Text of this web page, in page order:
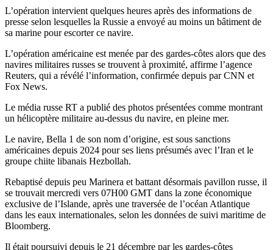
L’opération intervient quelques heures après des informations de
presse selon lesquelles la Russie a envoyé au moins un bâtiment de
sa marine pour escorter ce navire.
L’opération américaine est menée par des gardes-côtes alors que des
navires militaires russes se trouvent à proximité, affirme l’agence
Reuters, qui a révélé l’information, confirmée depuis par CNN et
Fox News.
Le média russe RT a publié des photos présentées comme montrant
un hélicoptère militaire au-dessus du navire, en pleine mer.
Le navire, Bella 1 de son nom d’origine, est sous sanctions
américaines depuis 2024 pour ses liens présumés avec l’Iran et le
groupe chiite libanais Hezbollah.
Rebaptisé depuis peu Marinera et battant désormais pavillon russe, il
se trouvait mercredi vers 07H00 GMT dans la zone économique
exclusive de l’Islande, après une traversée de l’océan Atlantique
dans les eaux internationales, selon les données de suivi maritime de
Bloomberg.
Il était poursuivi depuis le 21 décembre par les gardes-côtes